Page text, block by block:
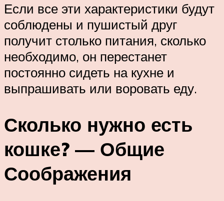
Если все эти характеристики будут
соблюдены и пушистый друг
получит столько питания, сколько
необходимо, он перестанет
постоянно сидеть на кухне и
выпрашивать или воровать еду.
Сколько нужно есть
кошке? — Общие
Соображения